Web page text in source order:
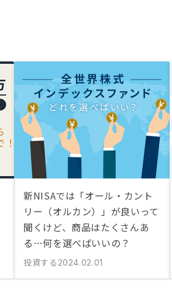
新NISAでは「オール・カント
リー（オルカン）」が良いって
聞くけど、商品はたくさんあ
る…何を選べばいいの？
投資する 2024.02.01